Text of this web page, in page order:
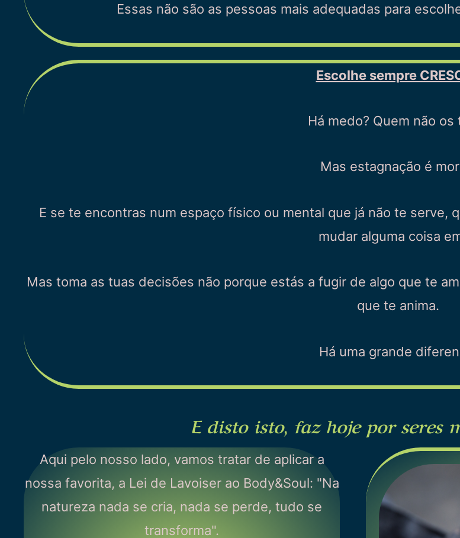
Essas não são as pessoas mais adequadas para
Escolhe sempre
Há medo? Quem não os
Mas estagnação é
E se te encontras num espaço físico ou mental que já não te serve,
mudar alguma coisa
Mas toma as tuas decisões não porque estás a fugir de algo que te
que te anima.
Há uma grande
E disto isto, faz hoje por seres
Aqui pelo nosso lado, vamos tratar de aplicar a
nossa favorita, a Lei de Lavoiser ao Body&Soul: "Na
natureza nada se cria, nada se perde, tudo se
transforma".